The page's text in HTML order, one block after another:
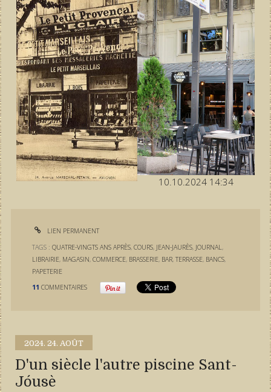
10.10.2024 14:34
LIEN PERMANENT
TAGS :QUATRE-VINGTS ANS APRÈS,COURS, JEAN-JAURÈS, JOURNAL ,
LIBRAIRIE, MAGASIN,COMMERCE, BRASSERIE, BAR,TERRASSE, BANCS,
PAPETERIE
11 COMMENTAIRES
2024. 24. AOÛT
D'un siècle l'autre piscine Sant-
Jóusè